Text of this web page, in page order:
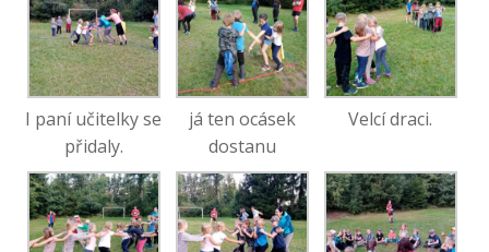
I paní učitelky se
přidaly.
já ten ocásek
dostanu
Velcí draci.